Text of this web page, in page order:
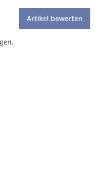
Artikel bewerten